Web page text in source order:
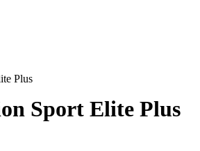
Plus
Sport Elite Plus